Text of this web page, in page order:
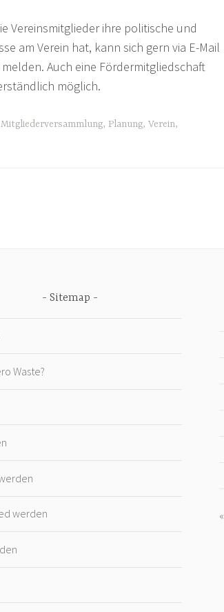
Vereinsmitglieder ihre politische und
am Verein hat, kann sich gern via E-Mail
Auch eine Fördermitgliedschaft
möglich.
Mitgliederversammlung, Planung, Verein,
Sitemap
Waste?
werden